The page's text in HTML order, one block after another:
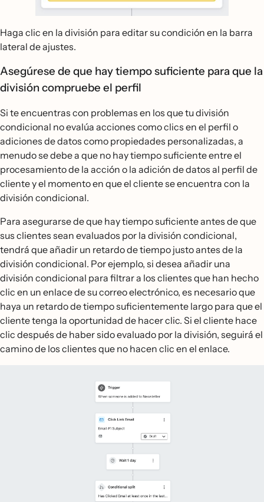
Haga clic en la división para editar su condición en la barra
lateral de ajustes.
Asegúrese de que hay tiempo suficiente para que la
división compruebe el perfil
Si te encuentras con problemas en los que tu división
condicional no evalúa acciones como clics en el perfil o
adiciones de datos como propiedades personalizadas, a
menudo se debe a que no hay tiempo suficiente entre el
procesamiento de la acción o la adición de datos al perfil de
cliente y el momento en que el cliente se encuentra con la
división condicional.
Para asegurarse de que hay tiempo suficiente antes de que
sus clientes sean evaluados por la división condicional,
tendrá que añadir un retardo de tiempo justo antes de la
división condicional. Por ejemplo, si desea añadir una
división condicional para filtrar a los clientes que han hecho
clic en un enlace de su correo electrónico, es necesario que
haya un retardo de tiempo suficientemente largo para que el
cliente tenga la oportunidad de hacer clic. Si el cliente hace
clic después de haber sido evaluado por la división, seguirá el
camino de los clientes que no hacen clic en el enlace.